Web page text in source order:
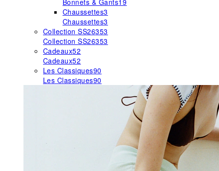
Bonnets & Gants19
Chaussettes3
Chaussettes3
Collection SS26353
Collection SS26353
Cadeaux52
Cadeaux52
Les Classiques90
Les Classiques90